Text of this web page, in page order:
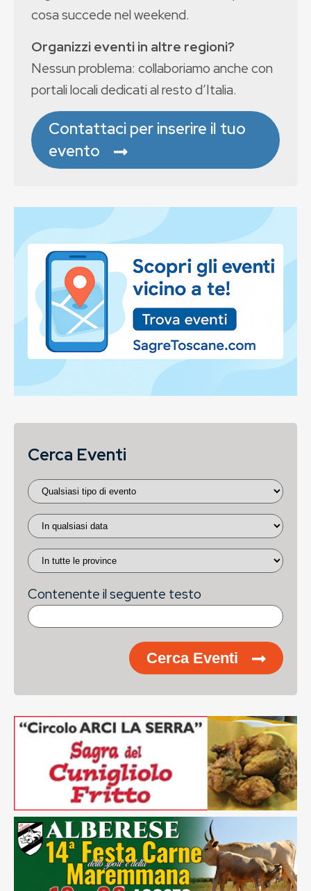
cosa succede nel weekend.
Organizzi eventi in altre regioni?
Nessun problema: collaboriamo anche con
portali locali dedicati al resto d’Italia.
Contattaci per inserire il tuo
evento
Cerca Eventi
Contenente il seguente testo
Cerca Eventi